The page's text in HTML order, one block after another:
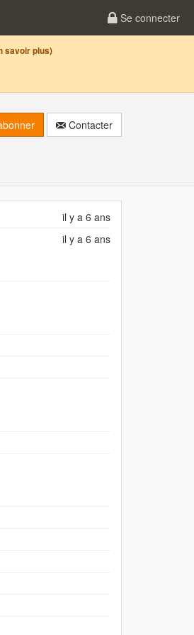
Se connecter
savoir plus)
Contacter
il y a 6 ans
il y a 6 ans